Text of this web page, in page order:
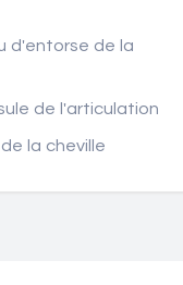
d'entorse de la
de l'articulation
la cheville